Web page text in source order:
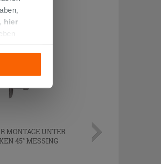
hier
MONTAGE UNTER
45° MESSING